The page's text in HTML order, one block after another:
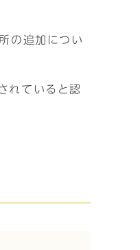
の追加につい
れていると認